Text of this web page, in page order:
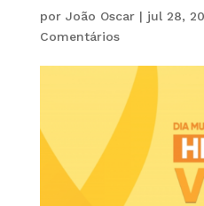
por João Oscar| jul 28,
Comentários